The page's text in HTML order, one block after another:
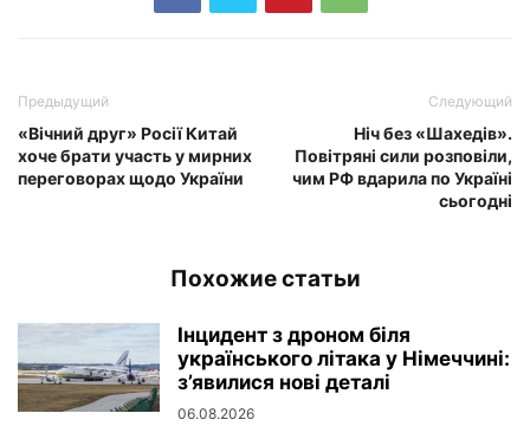
Предыдущий
«Вічний друг» Росії Китай
хоче брати участь у мирних
переговорах щодо України
Следующий
Ніч без «Шахедів».
Повітряні сили розповіли,
чим РФ вдарила по Україні
сьогодні
Похожие статьи
Інцидент з дроном біля
українського літака у Німеччині:
з’явилися нові деталі
06.08.2026